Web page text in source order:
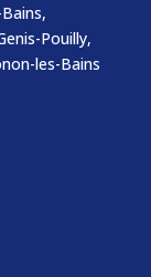
,
Pouilly,
les-Bains